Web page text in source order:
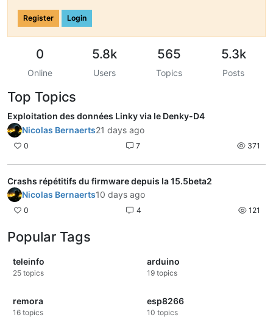
Register Login
0
Online
5.8k
Users
565
Topics
5.3k
Posts
Top Topics
Exploitation des données Linky via le Denky-D4
Nicolas Bernaerts21 days ago
0 7 371
Crashs répétitifs du firmware depuis la 15.5beta2
Nicolas Bernaerts10 days ago
0 4 121
Popular Tags
teleinfo
25 topics
arduino
19 topics
remora
16 topics
esp8266
10 topics